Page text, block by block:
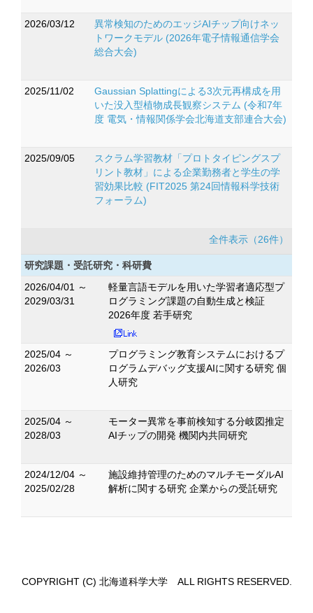
2026/03/12
異常検知のためのエッジAIチップ向けネッ
トワークモデル (2026年電子情報通信学会
総合大会)
2025/11/02
Gaussian Splattingによる3次元再構成を用
いた没入型植物成長観察システム (令和7年
度 電気・情報関係学会北海道支部連合大会)
2025/09/05
スクラム学習教材「プロトタイピングスプ
リント教材」による企業勤務者と学生の学
習効果比較 (FIT2025 第24回情報科学技術
フォーラム)
全件表示（26件）
研究課題・受託研究・科研費
2026/04/01 ～
2029/03/31
軽量言語モデルを用いた学習者適応型プ
ログラミング課題の自動生成と検証
2026年度 若手研究
2025/04 ～
2026/03
プログラミング教育システムにおけるプ
ログラムデバッグ支援AIに関する研究 個
人研究
2025/04 ～
2028/03
モーター異常を事前検知する分岐図推定
AIチップの開発 機関内共同研究
2024/12/04 ～
2025/02/28
施設維持管理のためのマルチモーダルAI
解析に関する研究 企業からの受託研究
COPYRIGHT (C) 北海道科学大学 ALL RIGHTS RESERVED.